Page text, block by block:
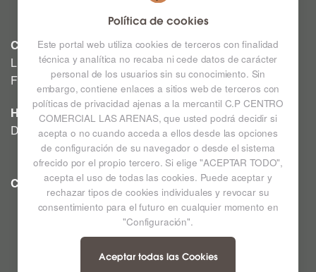
CINE
Lunes a Domingo: Consultar horarios en la Cartelera
Festivos a consultar *
HIPERMERCADO
De lunes a sábado de 09:00h a 22:00h
CC LAS ARENAS Ampliar mapa
Política de cookies
Este portal web utiliza cookies de terceros con finalidad
técnica y analítica no recaba ni cede datos de carácter
personal de los usuarios sin su conocimiento. Sin
embargo, contiene enlaces a sitios web de terceros con
políticas de privacidad ajenas a la mercantil C.P CENTRO
COMERCIAL LAS ARENAS, que usted podrá decidir si
acepta o no cuando acceda a ellos desde las opciones
de configuración de su navegador o desde el sistema
ofrecido por el propio tercero. Si elige "ACEPTAR TODO",
acepta el uso de todas las cookies. Puede aceptar y
rechazar tipos de cookies individuales y revocar su
consentimiento para el futuro en cualquier momento en
"Configuración".
Aceptar todas las Cookies